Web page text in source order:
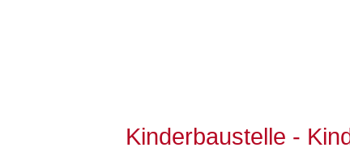
Kinderbaustelle -